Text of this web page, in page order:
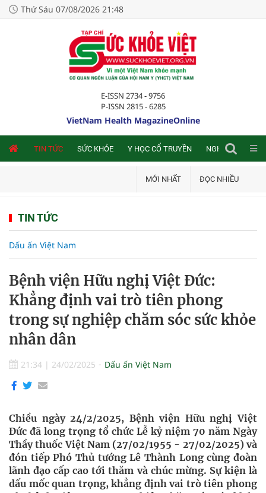
Thứ Sáu 07/08/2026 21:48
E-ISSN 2734 - 9756
P-ISSN 2815 - 6285
VietNam Health MagazineOnline
TIN TỨC SỨC KHỎE Y HỌC CỔ TRUYỀN NGHIÊN CỨU
MỚI NHẤT ĐỌC NHIỀU
TIN TỨC
Dấu ấn Việt Nam
Bệnh viện Hữu nghị Việt Đức:
Khẳng định vai trò tiên phong
trong sự nghiệp chăm sóc sức khỏe
nhân dân
21:34 | 24/02/2025 Dấu ấn Việt Nam
Chiều ngày 24/2/2025, Bệnh viện Hữu nghị Việt
Đức đã long trọng tổ chức Lễ kỷ niệm 70 năm Ngày
Thầy thuốc Việt Nam (27/02/1955 - 27/02/2025) và
đón tiếp Phó Thủ tướng Lê Thành Long cùng đoàn
lãnh đạo cấp cao tới thăm và chúc mừng. Sự kiện là
dấu mốc quan trọng, khẳng định vai trò tiên phong